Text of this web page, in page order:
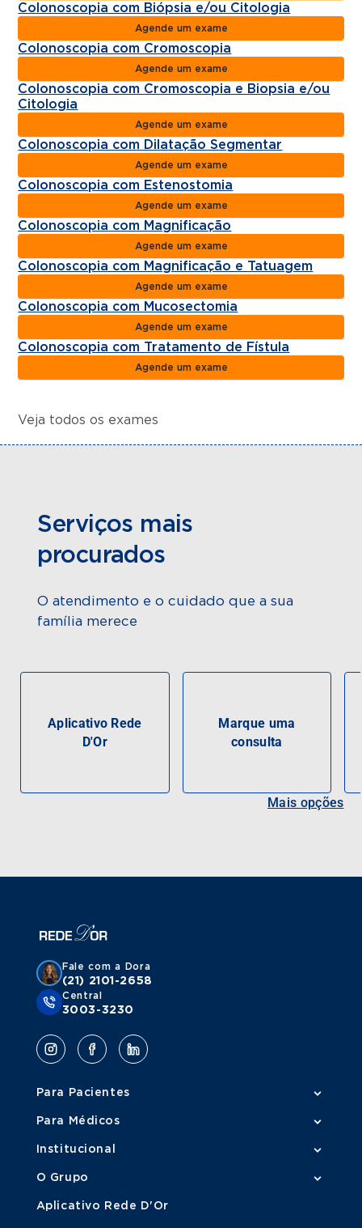
Colonoscopia com Biópsia e/ou Citologia
Agende um exame
Colonoscopia com Cromoscopia
Agende um exame
Colonoscopia com Cromoscopia e Biopsia e/ou
Citologia
Agende um exame
Colonoscopia com Dilatação Segmentar
Agende um exame
Colonoscopia com Estenostomia
Agende um exame
Colonoscopia com Magnificação
Agende um exame
Colonoscopia com Magnificação e Tatuagem
Agende um exame
Colonoscopia com Mucosectomia
Agende um exame
Colonoscopia com Tratamento de Fístula
Agende um exame
Veja todos os exames
Serviços mais
procurados
O atendimento e o cuidado que a sua
família merece
Aplicativo Rede
D'Or
Marque uma
consulta
Mais opções
Fale com a Dora
(21) 2101-2658
Central
3003-3230
Para Pacientes
Para Médicos
Institucional
O Grupo
Aplicativo Rede D'Or